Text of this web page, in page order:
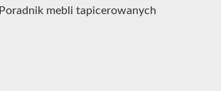
Poradnik mebli tapicerowanych